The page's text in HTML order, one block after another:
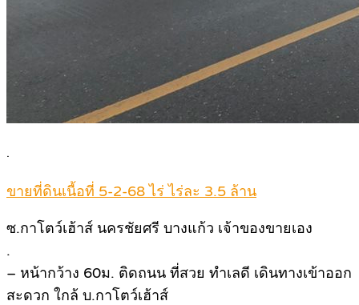
.
ขายที่ดินเนื้อที่ 5-2-68 ไร่ ไร่ละ 3.5 ล้าน
ซ.กาโตว์เฮ้าส์ นครชัยศรี บางแก้ว เจ้าของขายเอง
.
– หน้ากว้าง 60ม. ติดถนน ที่สวย ทำเลดี เดินทางเข้าออก
สะดวก ใกล้ บ.กาโตว์เฮ้าส์